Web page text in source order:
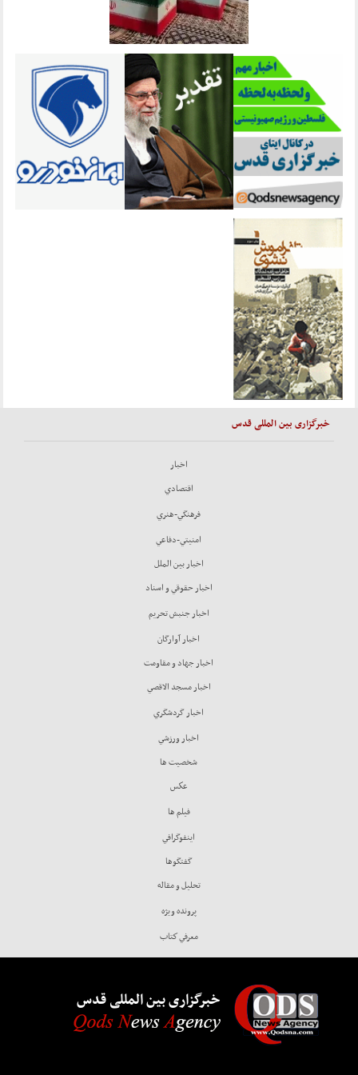
خبرگزاری بین المللی قدس
اخبار
اقتصادي
فرهنگي-هنري
امنيتي-دفاعي
اخبار بين الملل
اخبار حقوقي و اسناد
اخبار جنبش تحريم
اخبار آوارگان
اخبار جهاد و مقاومت
اخبار مسجد الاقصي
اخبار گردشگري
اخبار ورزشي
شخصيت ها
عكس
فيلم ها
اينفوگرافي
گفتگوها
تحليل و مقاله
پرونده ويژه
معرفي كتاب
خبرگزاری بین المللی قدس